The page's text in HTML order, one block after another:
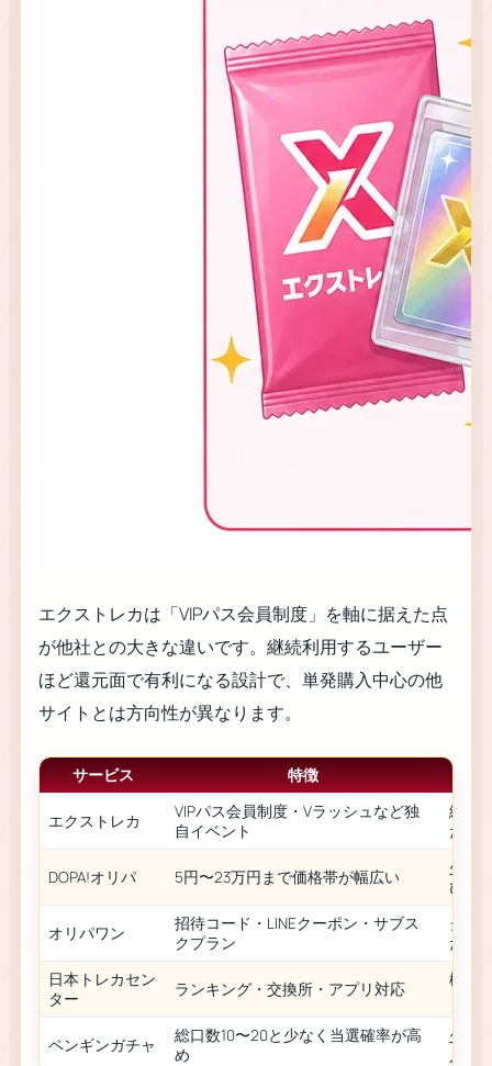
エクストレカは「VIPパス会員制度」を軸に据えた点
が他社との大きな違いです。継続利用するユーザー
ほど還元面で有利になる設計で、単発購入中心の他
サイトとは方向性が異なります。
サービス 特徴
エクストレカ
VIPパス会員制度・Vラッシュなど独
自イベント
継続
たい
DOPA!オリパ 5円〜23万円まで価格帯が幅広い
少額
びた
オリパワン
招待コード・LINEクーポン・サブス
クプラン
クー
たい
日本トレカセン
ター
ランキング・交換所・アプリ対応
機能
ペンギンガチャ
総口数10〜20と少なく当選確率が高
め
少口
人